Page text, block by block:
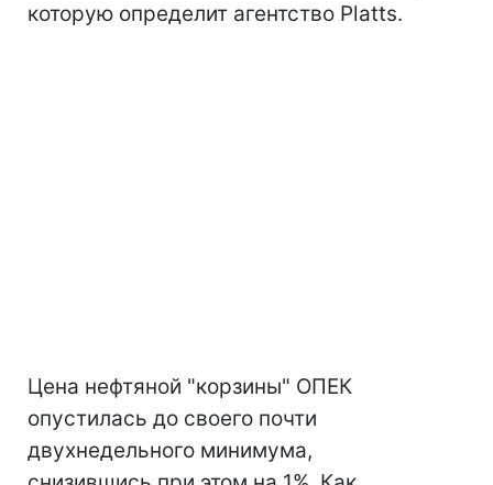
которую определит агентство Platts.
Цена нефтяной "корзины" ОПЕК
опустилась до своего почти
двухнедельного минимума,